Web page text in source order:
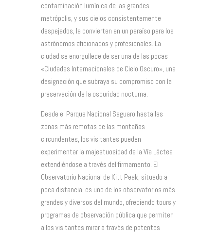
contaminación lumínica de las grandes
metrópolis, y sus cielos consistentemente
despejados, la convierten en un paraíso para los
astrónomos aficionados y profesionales. La
ciudad se enorgullece de ser una de las pocas
«Ciudades Internacionales de Cielo Oscuro», una
designación que subraya su compromiso con la
preservación de la oscuridad nocturna.
Desde el Parque Nacional Saguaro hasta las
zonas más remotas de las montañas
circundantes, los visitantes pueden
experimentar la majestuosidad de la Vía Láctea
extendiéndose a través del firmamento. El
Observatorio Nacional de Kitt Peak, situado a
poca distancia, es uno de los observatorios más
grandes y diversos del mundo, ofreciendo tours y
programas de observación pública que permiten
a los visitantes mirar a través de potentes